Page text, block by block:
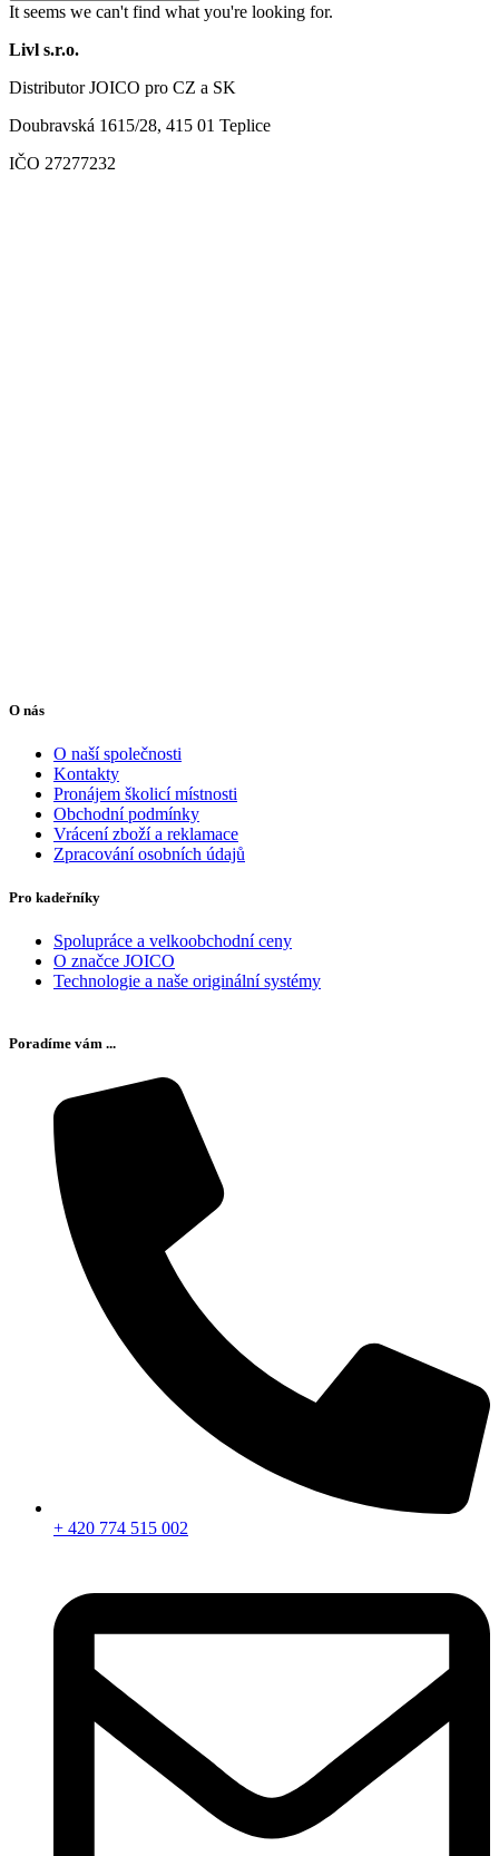
It seems we can't find what you're looking for.
Livl s.r.o.
Distributor JOICO pro CZ a SK
Doubravská 1615/28, 415 01 Teplice
IČO 27277232
O nás
O naší společnosti
Kontakty
Pronájem školicí místnosti
Obchodní podmínky
Vrácení zboží a reklamace
Zpracování osobních údajů
Pro kadeřníky
Spolupráce a velkoobchodní ceny
O značce JOICO
Technologie a naše originální systémy
Poradíme vám ...
+ 420 774 515 002